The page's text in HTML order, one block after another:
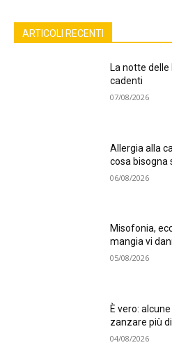
ARTICOLI RECENTI
La notte
cadenti
07/08/2026
Allergia alla
cosa bisogna
06/08/2026
Misofonia,
mangia vi
05/08/2026
È vero:
zanzare più
04/08/2026